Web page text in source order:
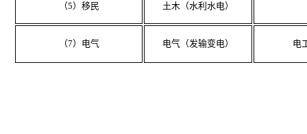
（5）移民 土木（水利水电）
（7）电气 电气（发输变电） 电